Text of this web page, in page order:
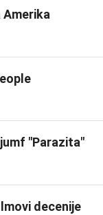
"Parazita"
decenije